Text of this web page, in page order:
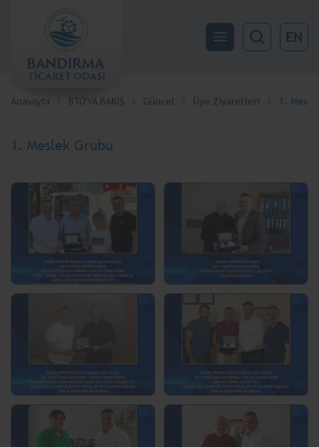
EN
Anasayfa BTO'YA BAKIŞ Güncel Üye Ziyaretleri 1.
1. Meslek Grubu